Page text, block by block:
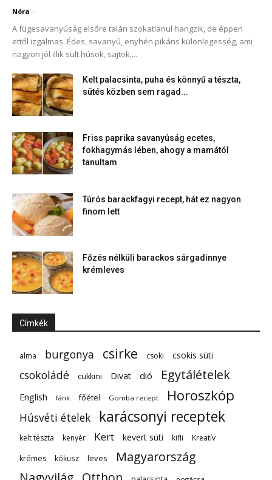
Nóra -
A fügesavanyúság elsőre talán szokatlanul hangzik, de éppen
ettől izgalmas. Édes, savanyú, enyhén pikáns különlegesség, ami
nagyon jól illik sült húsok, sajtok,...
Kelt palacsinta, puha és könnyű a tészta,
sütés közben sem ragad...
Friss paprika savanyúság ecetes,
fokhagymás lében, ahogy a mamától
tanultam
Túrós barackfagyi recept, hát ez nagyon
finom lett
Főzés nélküli barackos sárgadinnye
krémleves
Címkék
alma burgonya csirke csoki csokis süti
csokoládé cukkini Divat dió Egytálételek
English fánk főétel Gomba recept Horoszkóp
Húsvéti ételek karácsonyi receptek
kelt tészta kenyér Kert kevert süti kifli
Kreatív
krémes
kókusz leves
Magyarország